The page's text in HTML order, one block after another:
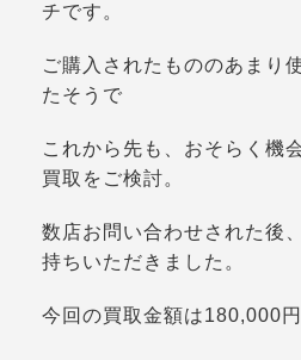
チです。
ご購入されたもののあまり
たそうで
これから先も、おそらく機
買取をご検討。
数店お問い合わせされた後
持ちいただきました。
今回の買取金額は180,000円